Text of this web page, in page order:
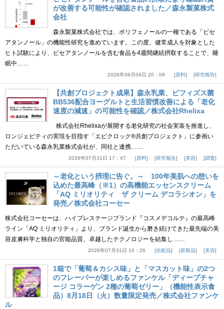
が改善する可能性が確認されました／森永製菓株式
会社
森永製菓株式会社では、ポリフェノールの一種である「ピセ
アタンノール」の機能性研究を進めています。この度、健常成人を対象とした
ヒト試験により、ピセアタンノールを含む食品を4週間継続摂取することで、睡
眠中……
2026年08月04日 20：09 原料 研究報告
【共創プロジェクト成果】森永乳業、ビフィズス菌
BB536配合ヨーグルトと生活習慣改善による「老化
速度の減速」の可能性を確認／株式会社Rhelixa
株式会社Rhelixaが展開する老化研究の社会実装を推進し、
ロンジェビティの実現を目指す「エピクロック®共創プロジェクト」に参画い
ただいている森永乳業株式会社が、同社と連携……
2026年07月31日 17：47 原料 研究報告 美容 調査
～老化という摂理に告ぐ。～ 100年美肌への想いを
込めた最高峰（※1）の高機能エッセンスクリーム
「AQ ミリオリティ ザ クリーム デコラシオン」を
発売／株式会社コーセー
株式会社コーセーは、ハイプレステージブランド『コスメデコルテ』の最高峰
ライン「AQ ミリオリティ」より、ブランド誕生から磨き続けてきた最先端の美
容皮膚科学と独自の官能品質、卓越したテクノロジーを結集し……
2026年07月31日 10：26 化粧品 新製品 美容
1箱で「葡萄＆カシス味」と「マスカット味」の2つ
のフレーバーが楽しめるファンケル「ディープチャ
ージ コラーゲン 2種の葡萄ゼリー」（機能性表示食
品）8月18日（火）数量限定発売／株式会社ファンケ
ル